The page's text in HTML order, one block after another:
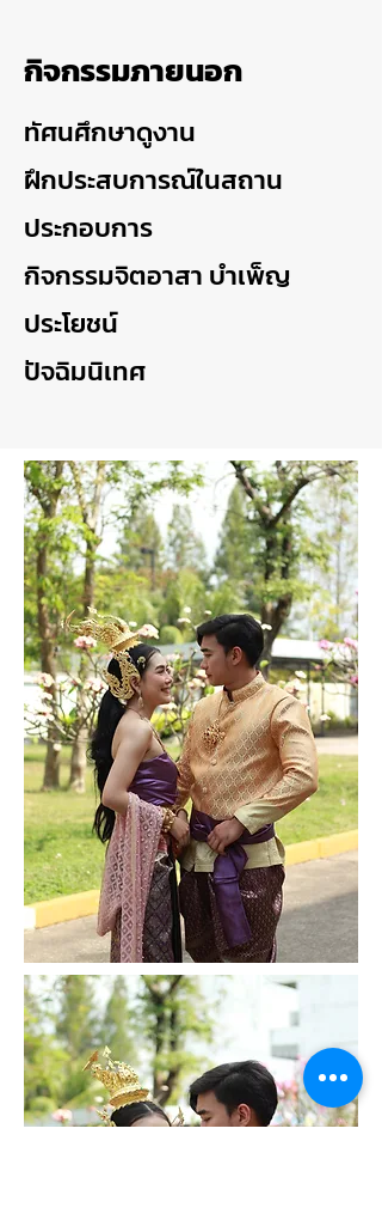
กิจกรรมภายนอก
ทัศนศึกษาดูงาน
ฝึกประสบการณ์ในสถาน
ประกอบการ
กิจกรรมจิตอาสา บำเพ็ญ
ประโยชน์
ปัจฉิมนิเทศ